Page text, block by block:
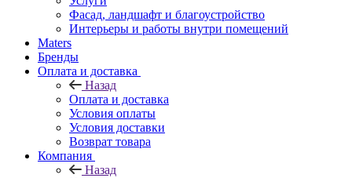
Фасад, ландшафт и благоустройство
Интерьеры и работы внутри помещений
Maters
Бренды
Оплата и доставка
Назад
Оплата и доставка
Условия оплаты
Условия доставки
Возврат товара
Компания
Назад